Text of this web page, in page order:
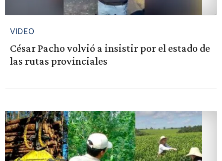
VIDEO
César Pacho volvió a insistir por el estado de
las rutas provinciales